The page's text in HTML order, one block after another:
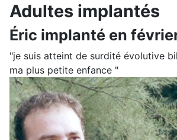
Adultes implantés
Éric implanté en
"je suis atteint de surdité évolutive
ma plus petite enfance "